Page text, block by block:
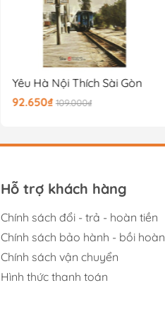
Yêu Hà Nội Thích Sài Gòn
92.650₫ 109.000₫
Hỗ trợ khách hàng
Chính sách đổi - trả - hoàn tiền
Chính sách bảo hành - bồi hoàn
Chính sách vận chuyển
Hình thức thanh toán